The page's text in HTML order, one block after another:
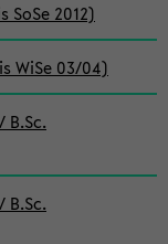
2012)
WiSe 03/04)